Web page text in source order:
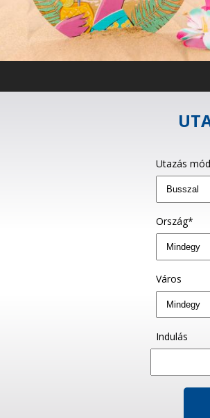
Utazás
Ország*
Város
Indulás